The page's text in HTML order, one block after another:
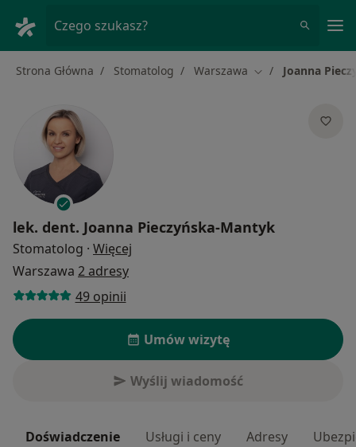
Czego szukasz?
Strona Główna Stomatolog Warszawa Zmień miasto
Joanna
lek. dent. Joanna Pieczyńska-Mantyk
Stomatolog · Więcej
Warszawa 2 adresy
49 opinii
Umów wizytę
Wyślij wiadomość
Doświadczenie Usługi i ceny Adresy